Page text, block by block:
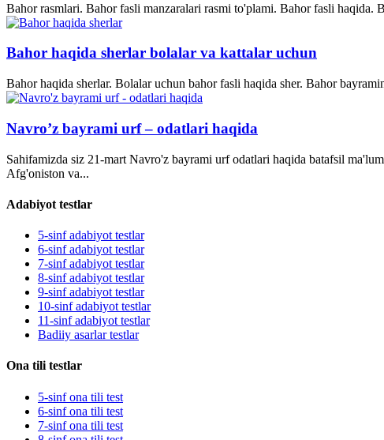
Bahor rasmlari. Bahor fasli manzaralari rasmi to'plami. Bahor fasli
Bahor haqida sherlar bolalar va kattalar uchun
Bahor haqida sherlar. Bolalar uchun bahor fasli haqida sher. Bahor
Navro’z bayrami urf – odatlari haqida
Sahifamizda siz 21-mart Navro'z bayrami urf odatlari haqida batafsil
Afg'oniston va...
Adabiyot testlar
5-sinf adabiyot testlar
6-sinf adabiyot testlar
7-sinf adabiyot testlar
8-sinf adabiyot testlar
9-sinf adabiyot testlar
10-sinf adabiyot testlar
11-sinf adabiyot testlar
Badiiy asarlar testlar
Ona tili testlar
5-sinf ona tili test
6-sinf ona tili test
7-sinf ona tili test